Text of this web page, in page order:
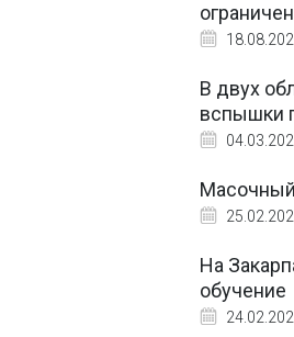
В двух
вспышки
На
обучение